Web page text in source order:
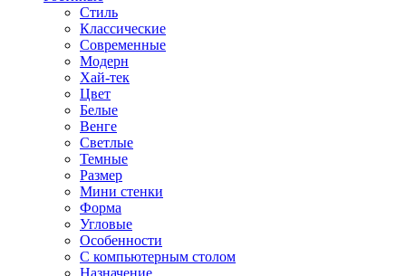
Стиль
Классические
Современные
Модерн
Хай-тек
Цвет
Белые
Венге
Светлые
Темные
Размер
Мини стенки
Форма
Угловые
Особенности
С компьютерным столом
Назначение